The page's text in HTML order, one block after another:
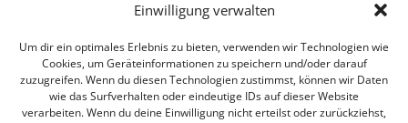
Einwilligung verwalten
Um dir ein optimales Erlebnis zu bieten, verwenden wir Technologien wie
Cookies, um Geräteinformationen zu speichern und/oder darauf
zuzugreifen. Wenn du diesen Technologien zustimmst, können wir Daten
wie das Surfverhalten oder eindeutige IDs auf dieser Website
verarbeiten. Wenn du deine Einwilligung nicht erteilst oder zurückziehst,